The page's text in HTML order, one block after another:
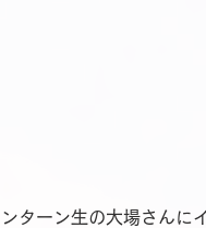
ターン生の大場さんに